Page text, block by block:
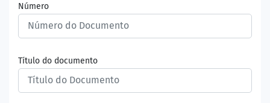
Número
Título do documento